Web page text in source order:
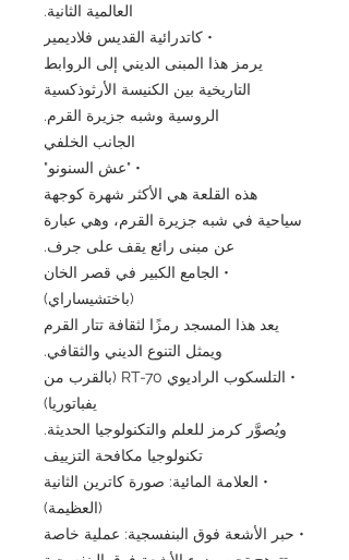
العالمية الثانية.
• كاتدرائية القديس فلاديمير
يرمز هذا المبنى الديني إلى الروابط
التاريخية بين الكنيسة الأرثوذكسية
الروسية وشبه جزيرة القرم.
الجانب الخلفي
• "عش السنونو"
هذه القلعة هي الأكثر شهرة كوجهة
سياحية في شبه جزيرة القرم، وهي عبارة
عن مبنى رائع يقف على جرف.
• الجامع الكبير في قصر الخان
(باختشيساراي)
يعد هذا المسجد رمزًا لثقافة تتار القرم
ويمثل التنوع الديني والثقافي.
• التلسكوب الراديوي RT-70 (بالقرب من
يفباتوريا)
ويُصوَّر كرمز للعلم والتكنولوجيا الحديثة.
تكنولوجيا مكافحة التزييف
• العلامة المائية: صورة كاترين الثانية
(العظيمة)
• حبر الأشعة فوق البنفسجية: عملية خاصة